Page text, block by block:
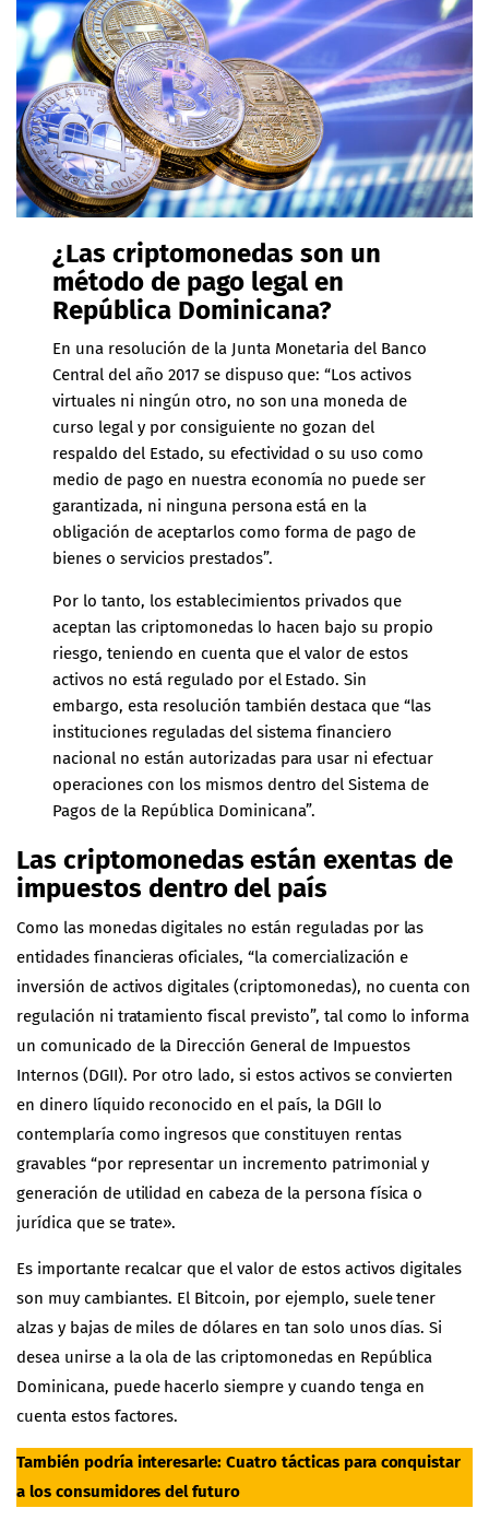
¿Las criptomonedas son un
método de pago legal en
República Dominicana?
En una resolución de la Junta Monetaria del Banco
Central del año 2017 se dispuso que: “Los activos
virtuales ni ningún otro, no son una moneda de
curso legal y por consiguiente no gozan del
respaldo del Estado, su efectividad o su uso como
medio de pago en nuestra economía no puede ser
garantizada, ni ninguna persona está en la
obligación de aceptarlos como forma de pago de
bienes o servicios prestados”.
Por lo tanto, los establecimientos privados que
aceptan las criptomonedas lo hacen bajo su propio
riesgo, teniendo en cuenta que el valor de estos
activos no está regulado por el Estado. Sin
embargo, esta resolución también destaca que “las
instituciones reguladas del sistema financiero
nacional no están autorizadas para usar ni efectuar
operaciones con los mismos dentro del Sistema de
Pagos de la República Dominicana”.
Las criptomonedas están exentas de
impuestos dentro del país
Como las monedas digitales no están reguladas por las
entidades financieras oficiales, “la comercialización e
inversión de activos digitales (criptomonedas), no cuenta con
regulación ni tratamiento fiscal previsto”, tal como lo informa
un comunicado de la Dirección General de Impuestos
Internos (DGII). Por otro lado, si estos activos se convierten
en dinero líquido reconocido en el país, la DGII lo
contemplaría como ingresos que constituyen rentas
gravables “por representar un incremento patrimonial y
generación de utilidad en cabeza de la persona física o
jurídica que se trate».
Es importante recalcar que el valor de estos activos digitales
son muy cambiantes. El Bitcoin, por ejemplo, suele tener
alzas y bajas de miles de dólares en tan solo unos días. Si
desea unirse a la ola de las criptomonedas en República
Dominicana, puede hacerlo siempre y cuando tenga en
cuenta estos factores.
También podría interesarle:Cuatro tácticas para conquistar
a los consumidores del futuro